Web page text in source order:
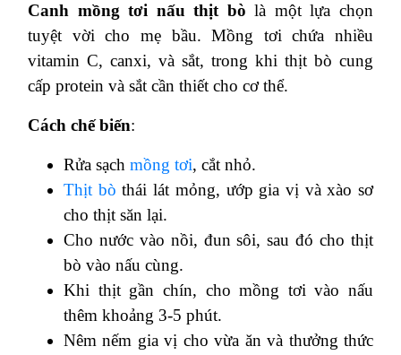
Canh mồng tơi nấu thịt bò là một lựa chọn
tuyệt vời cho mẹ bầu. Mồng tơi chứa nhiều
vitamin C, canxi, và sắt, trong khi thịt bò cung
cấp protein và sắt cần thiết cho cơ thể.
Cách chế biến:
Rửa sạch mồng tơi, cắt nhỏ.
Thịt bò thái lát mỏng, ướp gia vị và xào sơ
cho thịt săn lại.
Cho nước vào nồi, đun sôi, sau đó cho thịt
bò vào nấu cùng.
Khi thịt gần chín, cho mồng tơi vào nấu
thêm khoảng 3-5 phút.
Nêm nếm gia vị cho vừa ăn và thưởng thức